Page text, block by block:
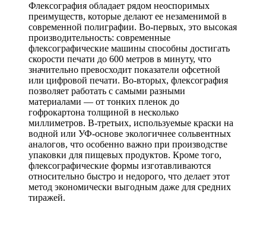
Флексография обладает рядом неоспоримых
преимуществ, которые делают ее незаменимой в
современной полиграфии. Во-первых, это высокая
производительность: современные
флексографические машины способны достигать
скорости печати до 600 метров в минуту, что
значительно превосходит показатели офсетной
или цифровой печати. Во-вторых, флексография
позволяет работать с самыми разными
материалами — от тонких пленок до
гофрокартона толщиной в несколько
миллиметров. В-третьих, используемые краски на
водной или УФ-основе экологичнее сольвентных
аналогов, что особенно важно при производстве
упаковки для пищевых продуктов. Кроме того,
флексографические формы изготавливаются
относительно быстро и недорого, что делает этот
метод экономически выгодным даже для средних
тиражей.